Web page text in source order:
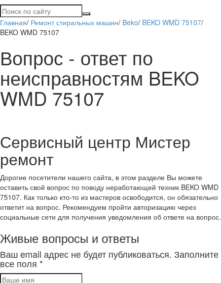
Главная/ Ремонт стиральных машин/ Beko/ BEKO WMD 75107/
BEKO WMD 75107
Вопрос - ответ по
неисправностям BEKO
WMD 75107
Сервисный центр Мистер
ремонт
Дорогие посетители нашего сайта, в этом разделе Вы можете
оставить свой вопрос по поводу неработающей техник BEKO WMD
75107. Как только кто-то из мастеров освободится, он обязательно
ответит на вопрос. Рекомендуем пройти авторизацию через
социальные сети для получения уведомления об ответе на вопрос.
Живые вопросы и ответы
Ваш email адрес не будет публиковаться. Заполните
все поля *